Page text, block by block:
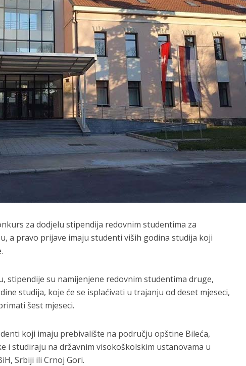
za dodjelu stipendija redovnim studentima za
a pravo prijave imaju studenti viših godina studija koji
stipendije su namijenjene redovnim studentima druge,
studija, koje će se isplaćivati u trajanju od deset mjeseci,
šest mjeseci.
koji imaju prebivalište na području opštine Bileća,
i studiraju na državnim visokoškolskim ustanovama u
Srbiji ili Crnoj Gori.